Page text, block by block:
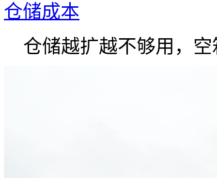
仓储成本
仓储越扩越不够用，空